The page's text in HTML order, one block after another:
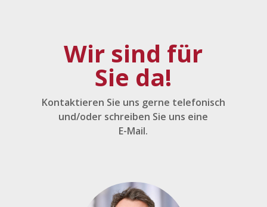
Wir sind für
Sie da!
Kontaktieren Sie uns gerne telefonisch
und/oder schreiben Sie uns eine
E-Mail.